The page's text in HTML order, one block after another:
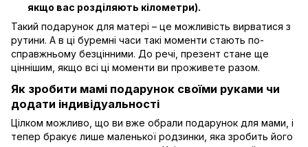
якщо вас розділяють кілометри).
Такий подарунок для матері – це можливість вирватися з
рутини. А в ці буремні часи такі моменти стають по-
справжньому безцінними. До речі, презент стане ще
ціннішим, якщо всі ці моменти ви проживете разом.
Як зробити мамі подарунок своїми руками чи
додати індивідуальності
Цілком можливо, що ви вже обрали подарунок для мами, і
тепер бракує лише маленької родзинки, яка зробить його